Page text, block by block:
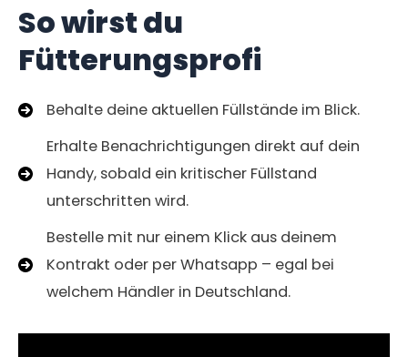
So wirst du
Fütterungsprofi
Behalte deine aktuellen Füllstände im Blick.
Erhalte Benachrichtigungen direkt auf dein
Handy, sobald ein kritischer Füllstand
unterschritten wird.
Bestelle mit nur einem Klick aus deinem
Kontrakt oder per Whatsapp – egal bei
welchem Händler in Deutschland.